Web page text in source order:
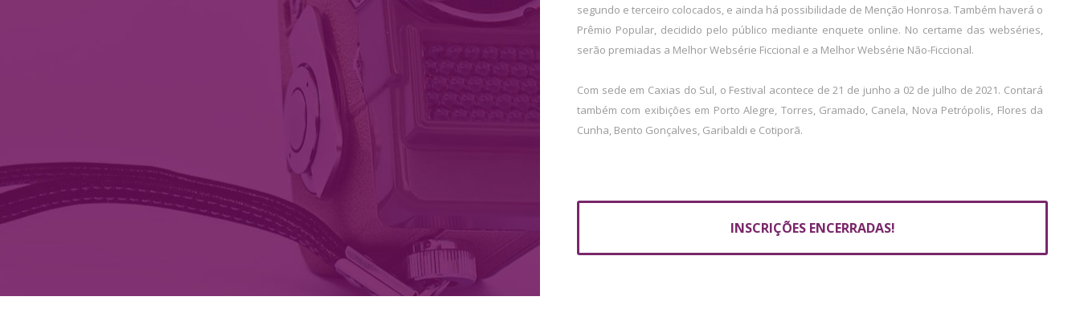
segundo e terceiro colocados, e ainda há possibilidade de Menção Honrosa. Também haverá o
Prêmio Popular, decidido pelo público mediante enquete online. No certame das webséries,
serão premiadas a Melhor Websérie Ficcional e a Melhor Websérie Não-Ficcional.
Com sede em Caxias do Sul, o Festival acontece de 21 de junho a 02 de julho de 2021. Contará
também com exibições em Porto Alegre, Torres, Gramado, Canela, Nova Petrópolis, Flores da
Cunha, Bento Gonçalves, Garibaldi e Cotiporã.
INSCRIÇÕES ENCERRADAS!